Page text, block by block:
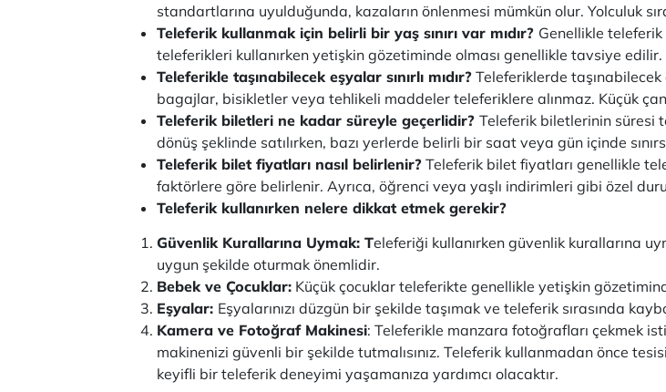
standartlarına uyulduğunda, kazaların önlenmesi mümkün olur. Yolculuk
Teleferik kullanmak için belirli bir yaş sınırı var mıdır? Genellikle teleferik
teleferikleri kullanırken yetişkin gözetiminde olması genellikle tavsiye edilir.
Teleferikle taşınabilecek eşyalar sınırlı mıdır? Teleferiklerde
bagajlar, bisikletler veya tehlikeli maddeler teleferiklere alınmaz. Küçük
Teleferik biletleri ne kadar süreyle geçerlidir? Teleferik biletlerinin süresi
dönüş şeklinde satılırken, bazı yerlerde belirli bir saat veya gün içinde
Teleferik bilet fiyatları nasıl belirlenir? Teleferik bilet fiyatları genellikle
faktörlere göre belirlenir. Ayrıca, öğrenci veya yaşlı indirimleri gibi özel
Teleferik kullanırken nelere dikkat etmek gerekir?
Güvenlik Kurallarına Uymak: Teleferiği kullanırken güvenlik kurallarına
uygun şekilde oturmak önemlidir.
Bebek ve Çocuklar: Küçük çocuklar teleferikte genellikle yetişkin
Eşyalar: Eşyalarınızı düzgün bir şekilde taşımak ve teleferik sırasında
Kamera ve Fotoğraf Makinesi: Teleferikle manzara fotoğrafları çekmek
makinenizi güvenli bir şekilde tutmalısınız. Teleferik kullanmadan önce
keyifli bir teleferik deneyimi yaşamanıza yardımcı olacaktır.